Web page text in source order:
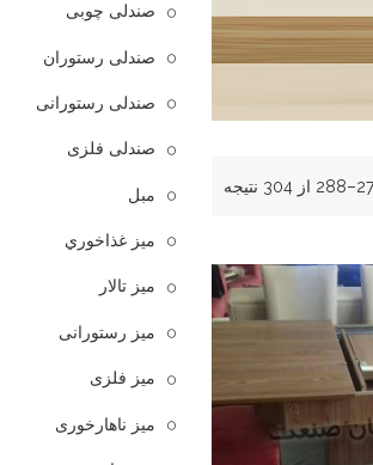
صندلی چوبی
صندلی رستوران
صندلی رستورانی
صندلی فلزی
مبل
ميز غذاخوري
میز تالار
میز رستورانی
میز فلزی
میز ناهارخوری